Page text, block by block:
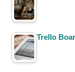
Trello